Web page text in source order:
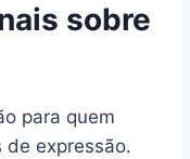
sobre
para quem
de expressão.